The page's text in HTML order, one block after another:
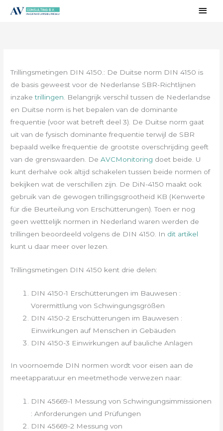
Trillingsmetingen DIN 4150.: De Duitse norm DIN 4150 is
de basis geweest voor de Nederlanse SBR-Richtlijnen
inzaketrillingen . Belangrijk verschil tussen de Nederlandse
en Duitse norm is het bepalen van de dominante
frequentie (voor wat betreft deel 3). De Duitse norm gaat
uit van de fysisch dominante frequentie terwijl de SBR
bepaald welke frequentie de grootste overschrijding geeft
van de grenswaarden. DeAVCMonitoring doet beide. U
kunt derhalve ook altijd schakelen tussen beide normen of
bekijken wat de verschillen zijn. De DiN-4150 maakt ook
gebruik van de gewogen trillingsgrootheid KB (Kenwerte
für die Beurteilung von Erschütterungen). Toen er nog
geen wetttelijk normen in Nederland waren werden de
trillingen beoordeeld volgens de DIN 4150. In dit artikel
kunt u daar meer over lezen.
Trillingsmetingen DIN 4150 kent drie delen:
DIN 4150-1 Erschütterungen im Bauwesen :
Vorermittlung von Schwingungsgrößen
DIN 4150-2 Erschütterungen im Bauwesen :
Einwirkungen auf Menschen in Gebäuden
DIN 4150-3 Einwirkungen auf bauliche Anlagen
In voornoemde DIN normen wordt voor eisen aan de
meetapparatuur en meetmethode verwezen naar:
DIN 45669-1 Messung von Schwingungsimmissionen
: Anforderungen und Prüfungen
DIN 45669-2 Messung von